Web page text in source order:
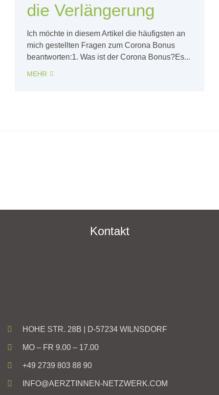
die Verlängerung
Ich möchte in diesem Artikel die häufigsten an
mich gestellten Fragen zum Corona Bonus
beantworten:1. Was ist der Corona Bonus?Es...
MEHR
Kontakt
HOHE STR. 28B | D-57234 WILNSDORF
MO – FR 9.00 – 17.00
+49 2739 803 88 90
INFO@AERZTINNEN-NETZWERK.COM